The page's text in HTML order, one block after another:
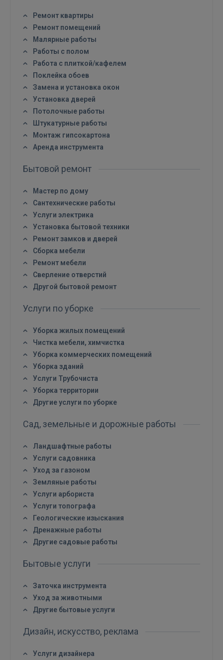
Ремонт квартиры
Ремонт помещений
Малярные работы
Работы с полом
Работа с плиткой/кафелем
Поклейка обоев
Замена и установка окон
Установка дверей
Потолочные работы
Штукатурные работы
Монтаж гипсокартона
Аренда инструмента
Бытовой ремонт
Мастер по дому
Сантехнические работы
Услуги электрика
Установка бытовой техники
Ремонт замков и дверей
Сборка мебели
Ремонт мебели
Сверление отверстий
Другой бытовой ремонт
Услуги по уборке
Уборка жилых помещений
Чистка мебели, химчистка
Уборка коммерческих помещений
Уборка зданий
Услуги Трубочиста
Уборка территории
Другие услуги по уборке
Сад, земельные и дорожные работы
Ландшафтные работы
Услуги садовника
Уход за газоном
Земляные работы
Услуги арбориста
Услуги топографа
Геологические изыскания
Дренажные работы
Другие садовые работы
Бытовые услуги
Заточка инструмента
Уход за животными
Другие бытовые услуги
Дизайн, искусство, реклама
Услуги дизайнера